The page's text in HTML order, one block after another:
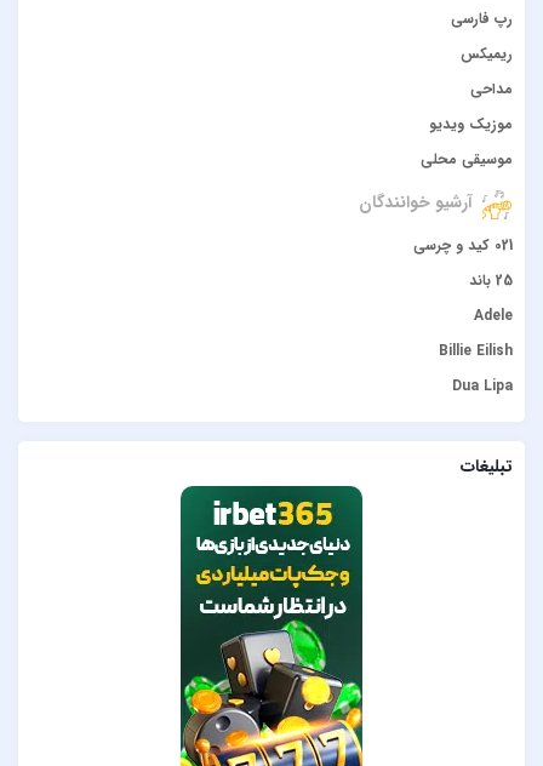
رپ فارسی
ریمیکس
مداحی
موزیک ویدیو
موسیقی محلی
آرشیو خوانندگان
021 کید و چرسی
25 باند
Adele
Billie Eilish
Dua Lipa
Gülşen
تبلیغات